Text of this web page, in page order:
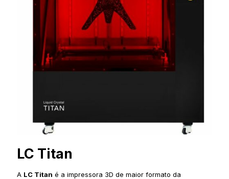
LC Titan
A LC Titan é a impressora 3D de maior formato da